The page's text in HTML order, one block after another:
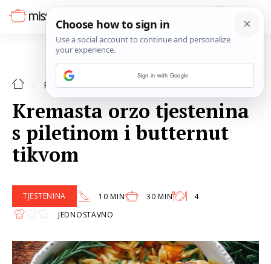
RECEPTI TJESTENINA
Kremasta orzo tjestenina
s piletinom i butternut
tikvom
TJESTENINA 10 MIN 30 MIN
4
JEDNOSTAVNO
Sign in with Google